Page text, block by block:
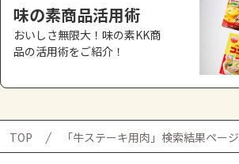
味の素商品活用術
おいしさ無限大！味の素KK商
品の活用術をご紹介！
TOP 「牛ステーキ用肉」検索結果ページ